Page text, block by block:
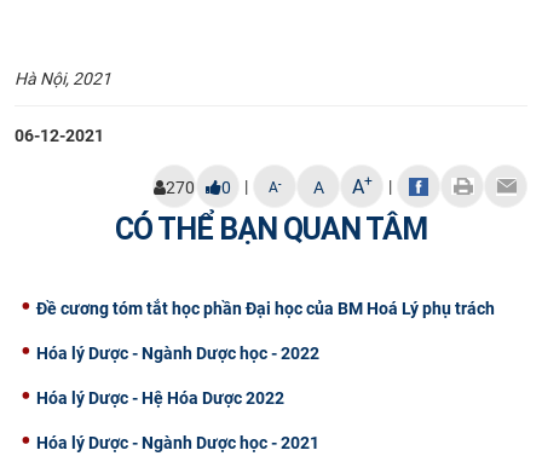
Hà Nội, 2021
06-12-2021
270 0 | A- A A+ |
CÓ THỂ BẠN QUAN TÂM
Đề cương tóm tắt học phần Đại học của BM Hoá Lý phụ trách
Hóa lý Dược - Ngành Dược học - 2022
Hóa lý Dược - Hệ Hóa Dược 2022
Hóa lý Dược - Ngành Dược học - 2021